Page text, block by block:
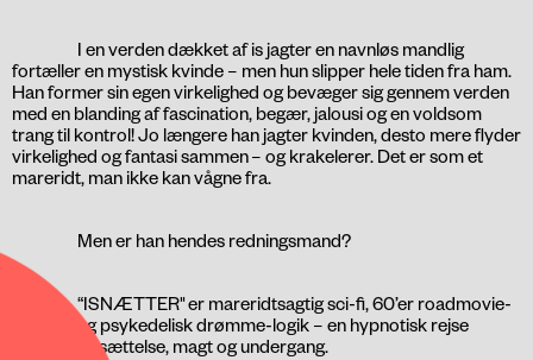
I en verden dækket af is jagter en navnløs mandlig
fortæller en mystisk kvinde – men hun slipper hele tiden fra ham.
Han former sin egen virkelighed og bevæger sig gennem verden
med en blanding af fascination, begær, jalousi og en voldsom
trang til kontrol! Jo længere han jagter kvinden, desto mere flyder
virkelighed og fantasi sammen – og krakelerer. Det er som et
mareridt, man ikke kan vågne fra.
Men er han hendes redningsmand?
“ISNÆTTER" er mareridtsagtig sci-fi, 60’er roadmovie-
nostalgi og psykedelisk drømme-logik – en hypnotisk rejse
gennem besættelse, magt og undergang.